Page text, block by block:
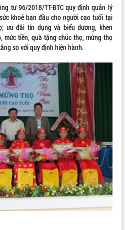
tư96/2018/TT-BTCquy định quản lý
khoẻ ban đầu cho người cao tuổi tại
ưu đãi tín dụng và biểu dương, khen
mức tiền, quà tặng chúc thọ, mừng thọ
so với quy định hiện hành.